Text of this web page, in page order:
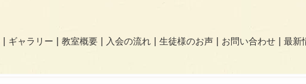
ギャラリー 教室概要 入会の流れ 生徒様のお声 お問い合わせ 最新